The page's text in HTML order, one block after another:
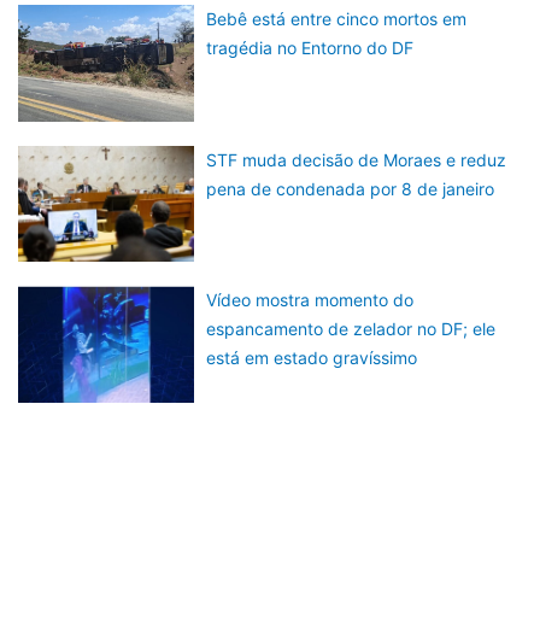
Bebê está entre cinco mortos em
tragédia no Entorno do DF
STF muda decisão de Moraes e reduz
pena de condenada por 8 de janeiro
Vídeo mostra momento do
espancamento de zelador no DF; ele
está em estado gravíssimo